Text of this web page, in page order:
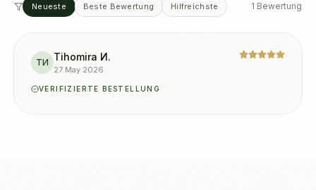
Neueste Beste Bewertung Hilfreichste 1 Bewertung
TИ Tihomira И.
27 May 2026
VERIFIZIERTE BESTELLUNG